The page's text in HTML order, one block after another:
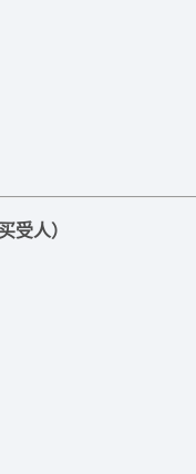
受人）